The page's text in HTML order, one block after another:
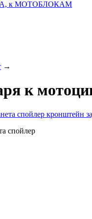
к МОТОБЛОКАМ
→
к
спойлер